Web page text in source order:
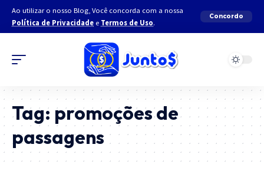
Ao utilizar o nosso Blog, Você concorda com a nossa
Política de Privacidade e Termos de Uso.
Concordo
Tag: promoções de
passagens